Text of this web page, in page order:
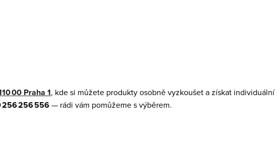
00 Praha 1, kde si můžete produkty osobně vyzkoušet a získat
256 256 556— rádi vám pomůžeme s výběrem.